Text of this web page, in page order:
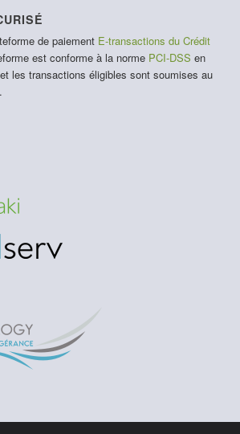
de paiement E-transactions du Crédit
est conforme à la norme PCI-DSS en
les transactions éligibles sont soumises au